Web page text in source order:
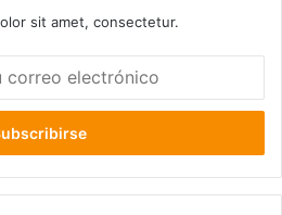
sit amet, consectetur.